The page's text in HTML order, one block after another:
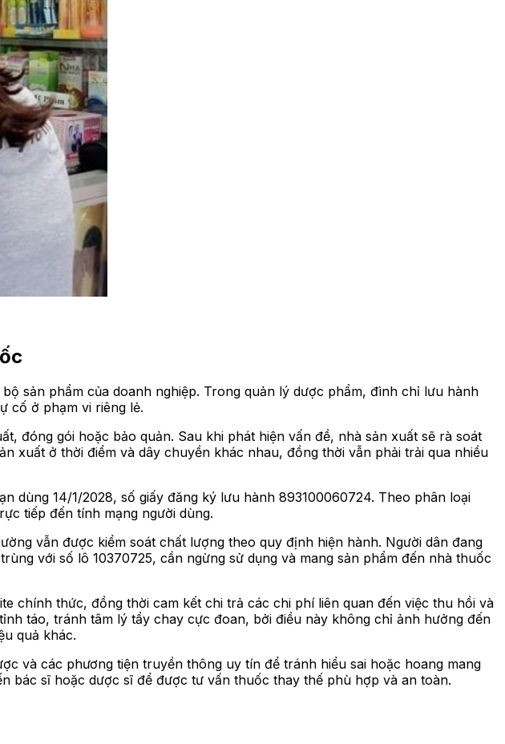
sản phẩm của doanh nghiệp. Trong quản lý dược phẩm, đình chỉ lưu hành
cố ở phạm vi riêng lẻ.
đóng gói hoặc bảo quản. Sau khi phát hiện vấn đề, nhà sản xuất sẽ rà soát
xuất ở thời điểm và dây chuyền khác nhau, đồng thời vẫn phải trải qua nhiều
dùng 14/1/2028, số giấy đăng ký lưu hành 893100060724. Theo phân loại
tiếp đến tính mạng người dùng.
vẫn được kiểm soát chất lượng theo quy định hiện hành. Người dân đang
với số lô 10370725, cần ngừng sử dụng và mang sản phẩm đến nhà thuốc
chính thức, đồng thời cam kết chi trả các chi phí liên quan đến việc thu hồi và
táo, tránh tâm lý tẩy chay cực đoan, bởi điều này không chỉ ảnh hưởng đến
quả khác.
và các phương tiện truyền thông uy tín để tránh hiểu sai hoặc hoang mang
bác sĩ hoặc dược sĩ để được tư vấn thuốc thay thế phù hợp và an toàn.